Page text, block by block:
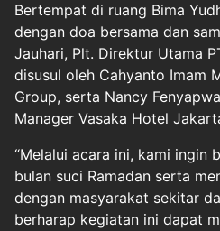
Bertempat di ruang Bima
dengan doa bersama dan
Jauhari, Plt. Direktur Utama
disusul oleh Cahyanto Imam
Group, serta Nancy
Manager Vasaka Hotel
“Melalui acara ini, kami ingin
bulan suci Ramadan serta
dengan masyarakat sekitar
berharap kegiatan ini dapat